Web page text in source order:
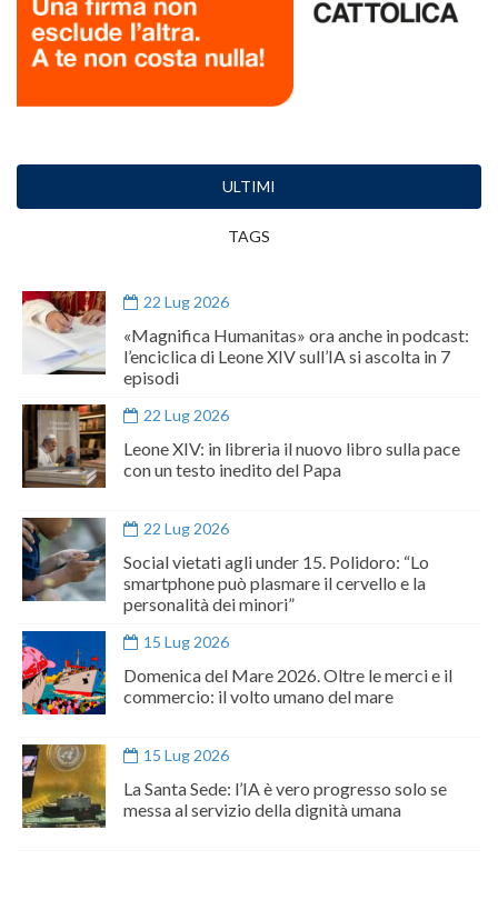
ULTIMI
TAGS
22 Lug 2026
«Magnifica Humanitas» ora anche in podcast:
l’enciclica di Leone XIV sull’IA si ascolta in 7
episodi
22 Lug 2026
Leone XIV: in libreria il nuovo libro sulla pace
con un testo inedito del Papa
22 Lug 2026
Social vietati agli under 15. Polidoro: “Lo
smartphone può plasmare il cervello e la
personalità dei minori”
15 Lug 2026
Domenica del Mare 2026. Oltre le merci e il
commercio: il volto umano del mare
15 Lug 2026
La Santa Sede: l’IA è vero progresso solo se
messa al servizio della dignità umana